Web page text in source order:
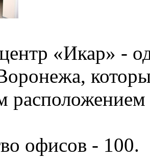
«Икар» -
офисов - 100.